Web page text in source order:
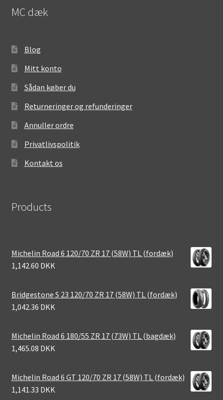
MC dæk
Blog
Mitt konto
Sådan køber du
Returneringer og refunderinger
Annuller ordre
Privatlivspolitik
Kontakt os
Products
Michelin Road 6 120/70 ZR 17 (58W) TL (fordæk)
1,142.60 DKK
Bridgestone S 23 120/70 ZR 17 (58W) TL (fordæk)
1,042.36 DKK
Michelin Road 6 180/55 ZR 17 (73W) TL (bagdæk)
1,465.08 DKK
Michelin Road 6 GT 120/70 ZR 17 (58W) TL (fordæk)
1,141.33 DKK